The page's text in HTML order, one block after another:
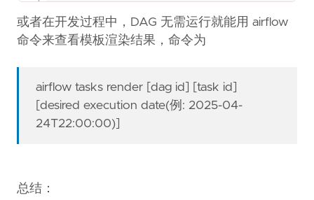
或者在开发过程中，DAG 无需运行就能用 airflow
命令来查看模板渲染结果，命令为
airflow tasks render [dag id] [task id]
[desired execution date(例: 2025-04-
24T22:00:00)]
总结：